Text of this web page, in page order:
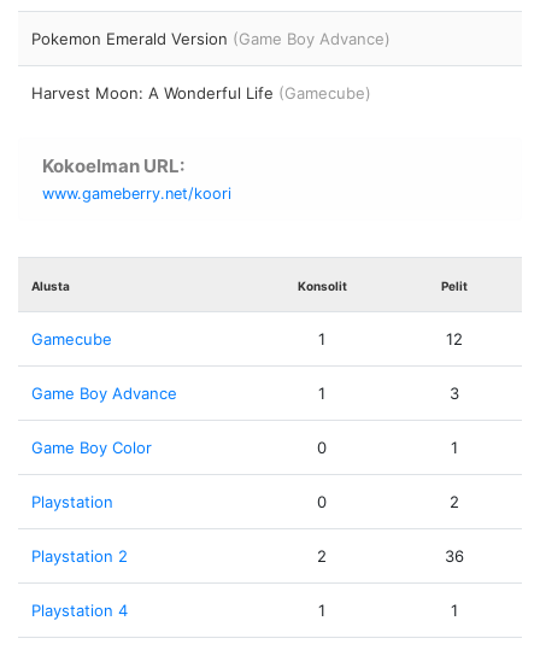
Pokemon Emerald Version (Game Boy Advance)
Harvest Moon: A Wonderful Life (Gamecube)
Kokoelman URL:
www.gameberry.net/koori
Alusta Konsolit Pelit
Gamecube 1 12
Game Boy Advance 1 3
Game Boy Color 0 1
Playstation 0 2
Playstation 2 2 36
Playstation 4 1 1